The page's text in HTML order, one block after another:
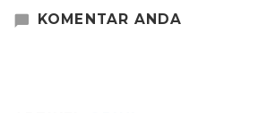
KOMENTAR ANDA